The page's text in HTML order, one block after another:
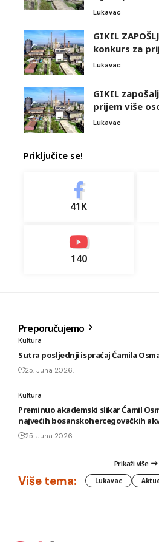
Lukavac
GIKIL
konkurs za
Lukavac
GIKIL
prijem više
Lukavac
Priključite se!
41K
140
Preporučujemo
Kultura
Sutra posljednji ispraćaj Ćamila
25. Juna 2026.
Kultura
Preminuo akademski slikar Ćamil
najvećih bosanskohercegovačkih
25. Juna 2026.
Prikaži više
Više tema: Lukavac